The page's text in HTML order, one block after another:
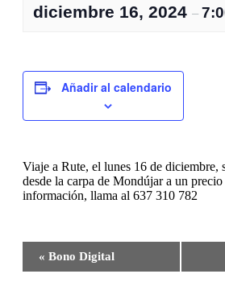
diciembre 16, 2024 –
Añadir al calendario
Viaje a Rute, el lunes 16 de diciembre,
desde la carpa de Mondújar a un
información, llama al 637 310 782
Navegación
« Bono Digital